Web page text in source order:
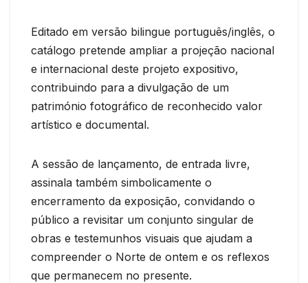
Editado em versão bilingue português/inglês, o
catálogo pretende ampliar a projeção nacional
e internacional deste projeto expositivo,
contribuindo para a divulgação de um
património fotográfico de reconhecido valor
artístico e documental.
A sessão de lançamento, de entrada livre,
assinala também simbolicamente o
encerramento da exposição, convidando o
público a revisitar um conjunto singular de
obras e testemunhos visuais que ajudam a
compreender o Norte de ontem e os reflexos
que permanecem no presente.